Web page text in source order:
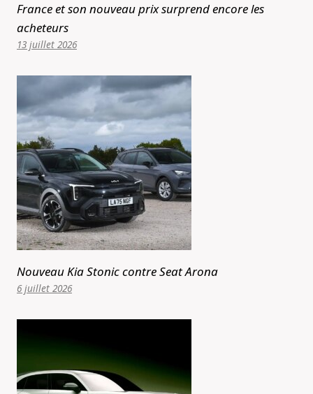
France et son nouveau prix surprend encore les
acheteurs
13 juillet 2026
Nouveau Kia Stonic contre Seat Arona
6 juillet 2026